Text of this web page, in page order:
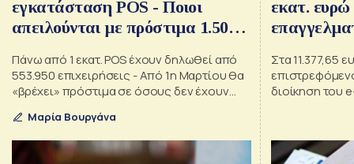
εγκατάσταση POS - Ποιοι
απειλούνται με πρόστιμα 1.500
Πάνω από 1 εκατ. POS έχουν δηλωθεί από
553.950 επιχειρήσεις - Από 1η Μαρτίου θα
«βρέχει» πρόστιμα σε όσους δεν έχουν
Μαρία Βουργάνα
εκατ. ευρώ
Στα 11.377,65
διοίκηση του